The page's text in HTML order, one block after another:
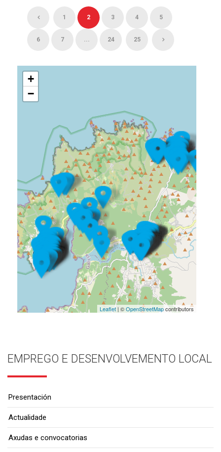
1 2 3 4 5
6 7 ... 24 25
+
−
Leaflet| ©OpenStreetMapcontributors
EMPREGO E DESENVOLVEMENTO LOCAL
Presentación
Actualidade
Axudas e convocatorias